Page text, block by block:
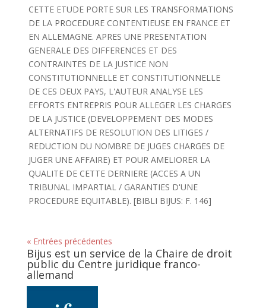
CETTE ETUDE PORTE SUR LES TRANSFORMATIONS
DE LA PROCEDURE CONTENTIEUSE EN FRANCE ET
EN ALLEMAGNE. APRES UNE PRESENTATION
GENERALE DES DIFFERENCES ET DES
CONTRAINTES DE LA JUSTICE NON
CONSTITUTIONNELLE ET CONSTITUTIONNELLE
DE CES DEUX PAYS, L'AUTEUR ANALYSE LES
EFFORTS ENTREPRIS POUR ALLEGER LES CHARGES
DE LA JUSTICE (DEVELOPPEMENT DES MODES
ALTERNATIFS DE RESOLUTION DES LITIGES /
REDUCTION DU NOMBRE DE JUGES CHARGES DE
JUGER UNE AFFAIRE) ET POUR AMELIORER LA
QUALITE DE CETTE DERNIERE (ACCES A UN
TRIBUNAL IMPARTIAL / GARANTIES D'UNE
PROCEDURE EQUITABLE). [BIBLI BIJUS: F. 146]
« Entrées précédentes
Bijus est un service de la Chaire de droit
public du Centre juridique franco-
allemand